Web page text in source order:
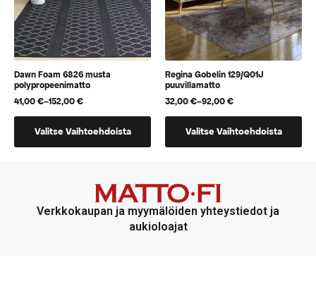
Dawn Foam 6826 musta
polypropeenimatto
41,00€–152,00€
Hintaluokka:
41,00 €
152,00 €
Valitse Vaihtoehdoista
tuotteella
Regina Gobelin 129/Q01J
puuvillamatto
32,00€–92,00€
Hintaluokka:
32,00 €
92,00 €
Valitse Vaihtoehdoista
tuotteella
muunnelma.
Voit
tehdä
valinnat
Verkkokaupan ja myymälöiden yhteystiedot ja
aukioloajat